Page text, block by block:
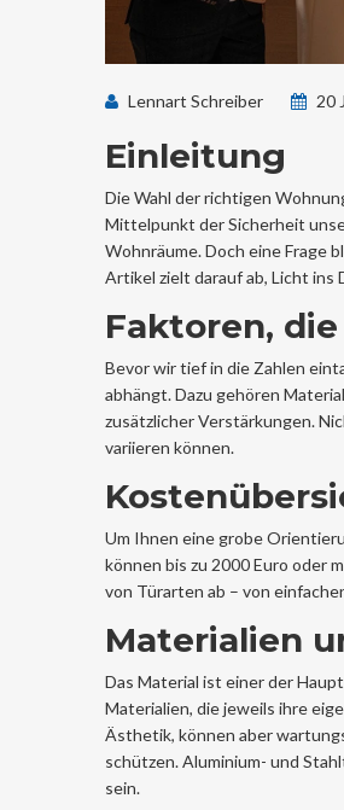
Lennart Schreiber 20
Einleitung
Die Wahl der richtigen
Mittelpunkt der Sicherheit
Wohnräume. Doch eine Frage
Artikel zielt darauf ab, Licht ins
Faktoren,
Bevor wir tief in die Zahlen
abhängt. Dazu gehören
zusätzlicher Verstärkungen.
variieren können.
Um Ihnen eine grobe
können bis zu 2000 Euro oder
von Türarten ab – von
Materialien
Das Material ist einer der
Materialien, die jeweils ihre
Ästhetik, können aber
schützen. Aluminium- und
sein.